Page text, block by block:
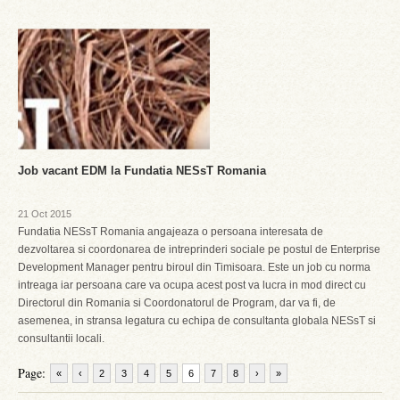
Job vacant EDM la Fundatia NESsT Romania
21 Oct 2015
Fundatia NESsT Romania angajeaza o persoana interesata de
dezvoltarea si coordonarea de intreprinderi sociale pe postul de Enterprise
Development Manager pentru biroul din Timisoara. Este un job cu norma
intreaga iar persoana care va ocupa acest post va lucra in mod direct cu
Directorul din Romania si Coordonatorul de Program, dar va fi, de
asemenea, in stransa legatura cu echipa de consultanta globala NESsT si
consultantii locali.
Page: « ‹ 2 3 4 5 6 7 8 › »